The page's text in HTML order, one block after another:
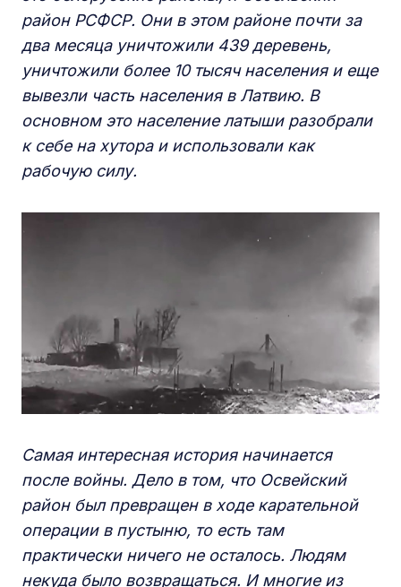
район РСФСР. Они в этом районе почти за
два месяца уничтожили 439 деревень,
уничтожили более10 тысяч населения и еще
вывезли часть населения в Латвию. В
основном это население латыши разобрали
к себе на хутора и использовали как
рабочую силу.
Самая интересная история начинается
после войны. Дело в том, что Освейский
район был превращен в ходе карательной
операции в пустыню, то есть там
практически ничего не осталось. Людям
некуда было возвращаться. И многие из